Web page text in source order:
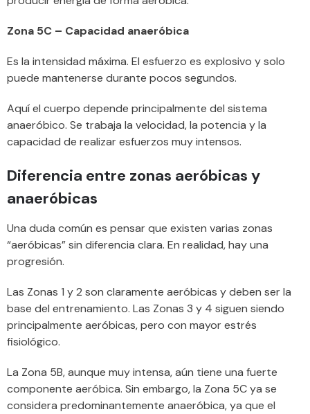
Zona 5C – Capacidad anaeróbica
Es la intensidad máxima. El esfuerzo es explosivo y solo
puede mantenerse durante pocos segundos.
Aquí el cuerpo depende principalmente del sistema
anaeróbico. Se trabaja la velocidad, la potencia y la
capacidad de realizar esfuerzos muy intensos.
Diferencia entre zonas aeróbicas y
anaeróbicas
Una duda común es pensar que existen varias zonas
“aeróbicas” sin diferencia clara. En realidad, hay una
progresión.
Las Zonas 1 y 2 son claramente aeróbicas y deben ser la
base del entrenamiento. Las Zonas 3 y 4 siguen siendo
principalmente aeróbicas, pero con mayor estrés
fisiológico.
La Zona 5B, aunque muy intensa, aún tiene una fuerte
componente aeróbica. Sin embargo, la Zona 5C ya se
considera predominantemente anaeróbica, ya que el